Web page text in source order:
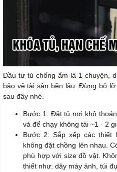
Đầu tư tủ chống ẩm là 1 chuyện,
bảo vệ tài sản bền lâu. Đừng bỏ
sau đây nhé.
Bước 1: Đặt tủ nơi khô
và để chạy không tải ~1 - 2
Bước 2: Sắp xếp các thiết
không đặt chồng lên nhau.
phù hợp với size đồ vật.
thiết như: dây máy ảnh, túi